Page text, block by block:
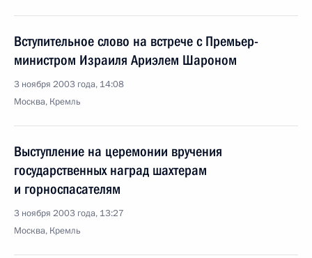
Вступительное слово на встрече с Премьер-
министром Израиля Ариэлем Шароном
3 ноября 2003 года, 14:08
Москва, Кремль
Выступление на церемонии вручения
государственных наград шахтерам
и горноспасателям
3 ноября 2003 года, 13:27
Москва, Кремль